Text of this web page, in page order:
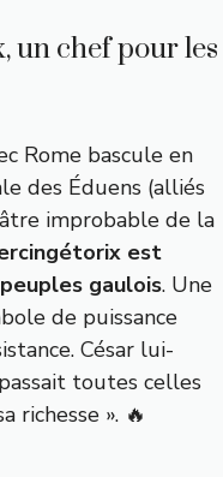
un chef pour les
Rome bascule en
des Éduens (alliés
improbable de la
est
gaulois. Une
de puissance
César lui-
toutes celles
richesse ». 🔥